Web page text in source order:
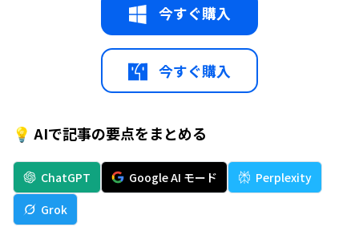
今すぐ購入
今すぐ購入
💡 AIで記事の要点をまとめる
ChatGPT Google AI モード
Perplexity
Grok